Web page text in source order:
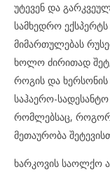
უტევენ და
სამხედრო
მიმართულებას
ხოლო ძირითად
როგის და ხერსონის
საჰაერო-
რომლებსაც,
მეთაურობა
ხარკოვის საოლქო